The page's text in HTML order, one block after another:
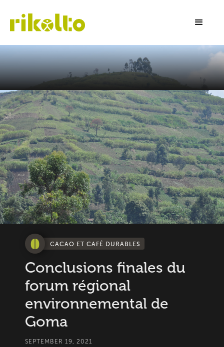
CACAO ET CAFÉ DURABLES
Conclusions finales du
forum régional
environnemental de
Goma
SEPTEMBER 19, 2021